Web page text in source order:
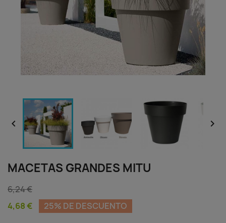
 
MACETAS GRANDES MITU
6,24 €
4,68 €
25% DE DESCUENTO